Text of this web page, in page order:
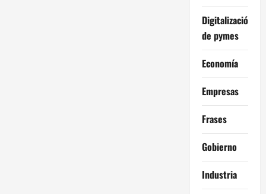
Digitalización
de pymes
Economía
Empresas
Frases
Gobierno
Industria